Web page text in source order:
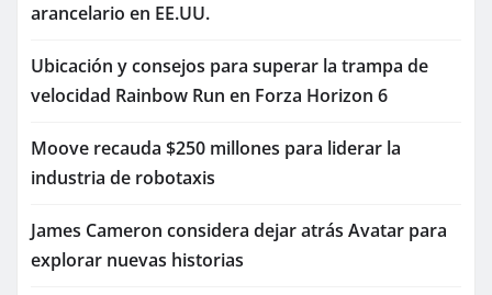
arancelario en EE.UU.
Ubicación y consejos para superar la trampa de
velocidad Rainbow Run en Forza Horizon 6
Moove recauda $250 millones para liderar la
industria de robotaxis
James Cameron considera dejar atrás Avatar para
explorar nuevas historias